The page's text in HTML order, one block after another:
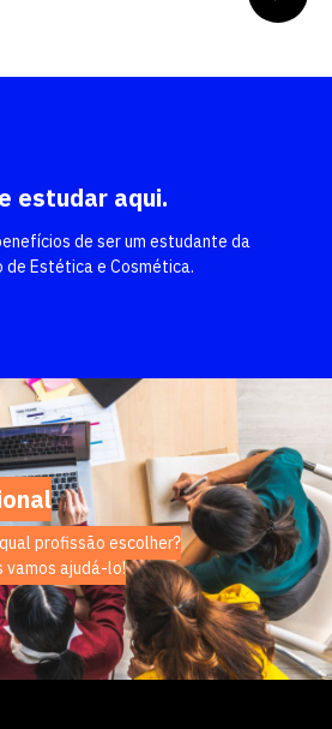
estudar aqui.
de ser um estudante da
de Estética e Cosmética.
profissão escolher?
vamos ajudá-lo!